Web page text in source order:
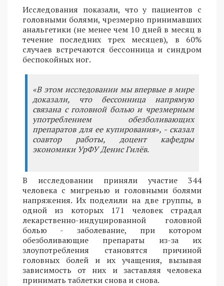
Исследования показали, что у пациентов с
головными болями, чрезмерно принимавших
анальгетики (не менее чем 10 дней в месяц в
течение последних трех месяцев), в 60%
случаев встречаются бессонница и синдром
беспокойных ног.
«В этом исследовании мы впервые в мире
доказали, что бессонница напрямую
связана с головной болью и чрезмерным
употреблением обезболивающих
препаратов для ее купирования», - сказал
соавтор работы, доцент кафедры
экономики УрФУ Денис Гилёв.
В исследовании приняли участие 344
человека с мигренью и головными болями
напряжения. Их поделили на две группы, в
одной из которых 171 человек страдал
лекарственно-индуцированной головной
болью - заболевание, при котором
обезболивающие препараты из-за их
злоупотребления становятся причиной
головных болей и их учащения, вызывая
зависимость от них и заставляя человека
принимать таблетки снова и снова.